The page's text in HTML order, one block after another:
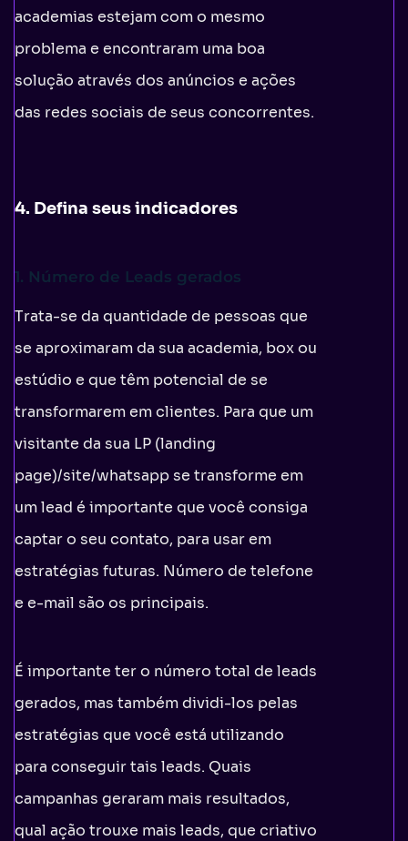
academias estejam com o mesmo
problema e encontraram uma boa
solução através dos anúncios e ações
das redes sociais de seus concorrentes.
4. Defina seus indicadores
1. Número de Leads gerados
Trata-se da quantidade de pessoas que
se aproximaram da sua academia, box ou
estúdio e que têm potencial de se
transformarem em clientes. Para que um
visitante da sua LP (landing
page)/site/whatsapp se transforme em
um lead é importante que você consiga
captar o seu contato, para usar em
estratégias futuras. Número de telefone
e e-mail são os principais.
É importante ter o número total de leads
gerados, mas também dividi-los pelas
estratégias que você está utilizando
para conseguir tais leads. Quais
campanhas geraram mais resultados,
qual ação trouxe mais leads, que criativo